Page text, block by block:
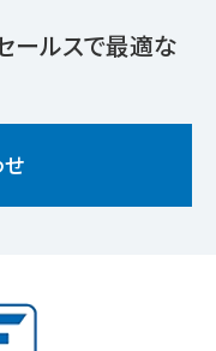
ールスで最適な